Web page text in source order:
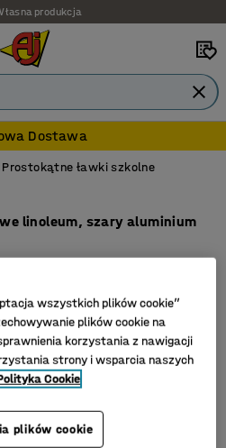
produkcja
Dostawa
Prostokątne ławki szkolne
linoleum, szary aluminium
wszystkich plików cookie”
plików cookie na
korzystania z nawigacji
strony i wsparcia naszych
Cookie
plików cookie